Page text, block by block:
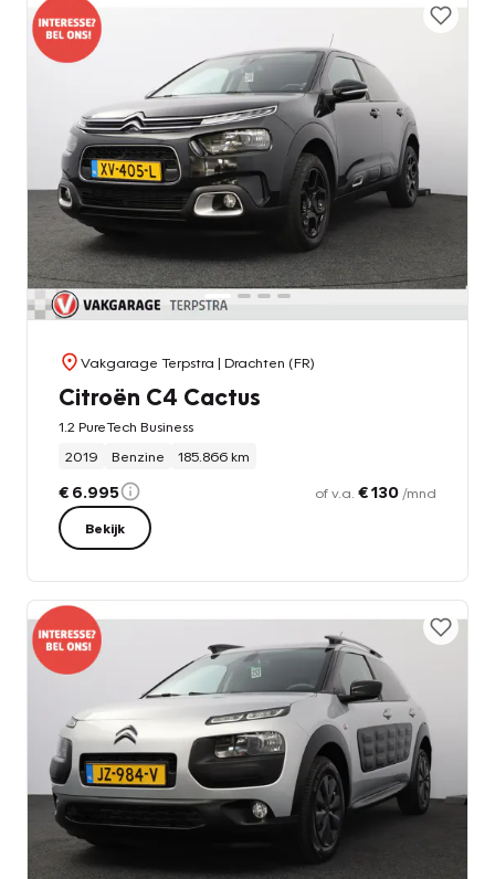
Vakgarage Terpstra | Drachten (FR)
Citroën C4 Cactus
1.2 PureTech Business
2019
Benzine 185.866 km
€ 6.995 of v.a. € 130 /mnd
Bekijk